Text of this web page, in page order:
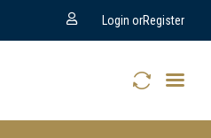
Login orRegister